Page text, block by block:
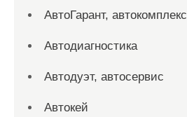
АвтоГарант, автокомплекс
Автодиагностика
Автодуэт, автосервис
Автокей